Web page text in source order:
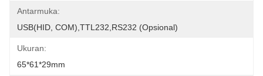
Antarmuka:
USB(HID, COM),TTL232,RS232 (opsional)
Ukuran:
65*61*29mm